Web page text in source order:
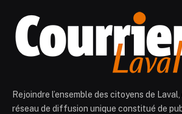
Rejoindre l’ensemble des citoyens de
réseau de diffusion unique constitué de